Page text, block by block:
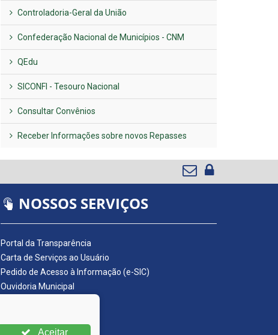
Controladoria-Geral da União
Confederação Nacional de Municípios - CNM
QEdu
SICONFI - Tesouro Nacional
Consultar Convênios
Receber Informações sobre novos Repasses
NOSSOS SERVIÇOS
Portal da Transparência
Carta de Serviços ao Usuário
Pedido de Acesso à Informação (e-SIC)
Ouvidoria Municipal
Nota Fiscal Eletrônica
Aceitar